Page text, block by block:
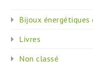
Bijoux
Livres
Non classé